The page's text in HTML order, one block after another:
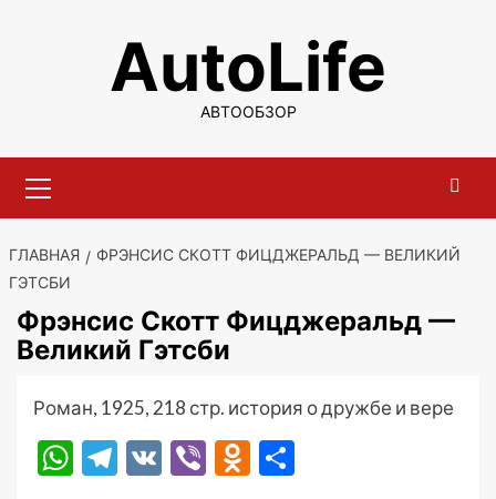
содержимомуAutoLife
АВТООБЗОР
меню
ГЛАВНАЯ
ФРЭНСИС СКОТТ ФИЦДЖЕРАЛЬД — ВЕЛИКИЙ
ГЭТСБИ
Фрэнсис Скотт Фицджеральд —
Великий Гэтсби
Роман, 1925, 218 стр. история о дружбе и вере
WhatsApp
Telegram
VK ViberOdnoklassniki